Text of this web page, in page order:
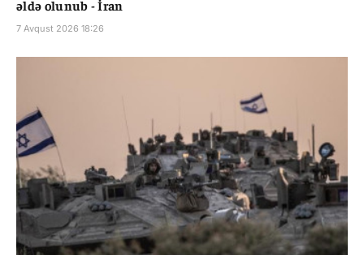
əldə olunub - İran
7 Avqust 2026 18:26